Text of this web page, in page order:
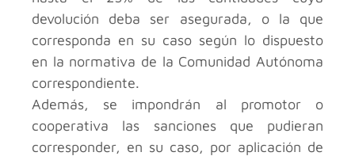
devolución deba ser asegurada, o la que
corresponda en su caso según lo dispuesto
en la normativa de la Comunidad Autónoma
correspondiente.
Además, se impondrán al promotor o
cooperativa las sanciones que pudieran
corresponder, en su caso, por aplicación de